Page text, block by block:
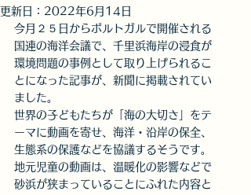
更新日： 2022年6月14日
今月２５日からポルトガルで開催される
国連の海洋会議で、千里浜海岸の浸食が
環境問題の事例として取り上げられるこ
とになった記事が、新聞に掲載されてい
ました。
世界の子どもたちが「海の大切さ」をテ
ーマに動画を寄せ、海洋・沿岸の保全、
生態系の保護などを協議するそうです。
地元児童の動画は、温暖化の影響などで
砂浜が狭まっていることにふれた内容と